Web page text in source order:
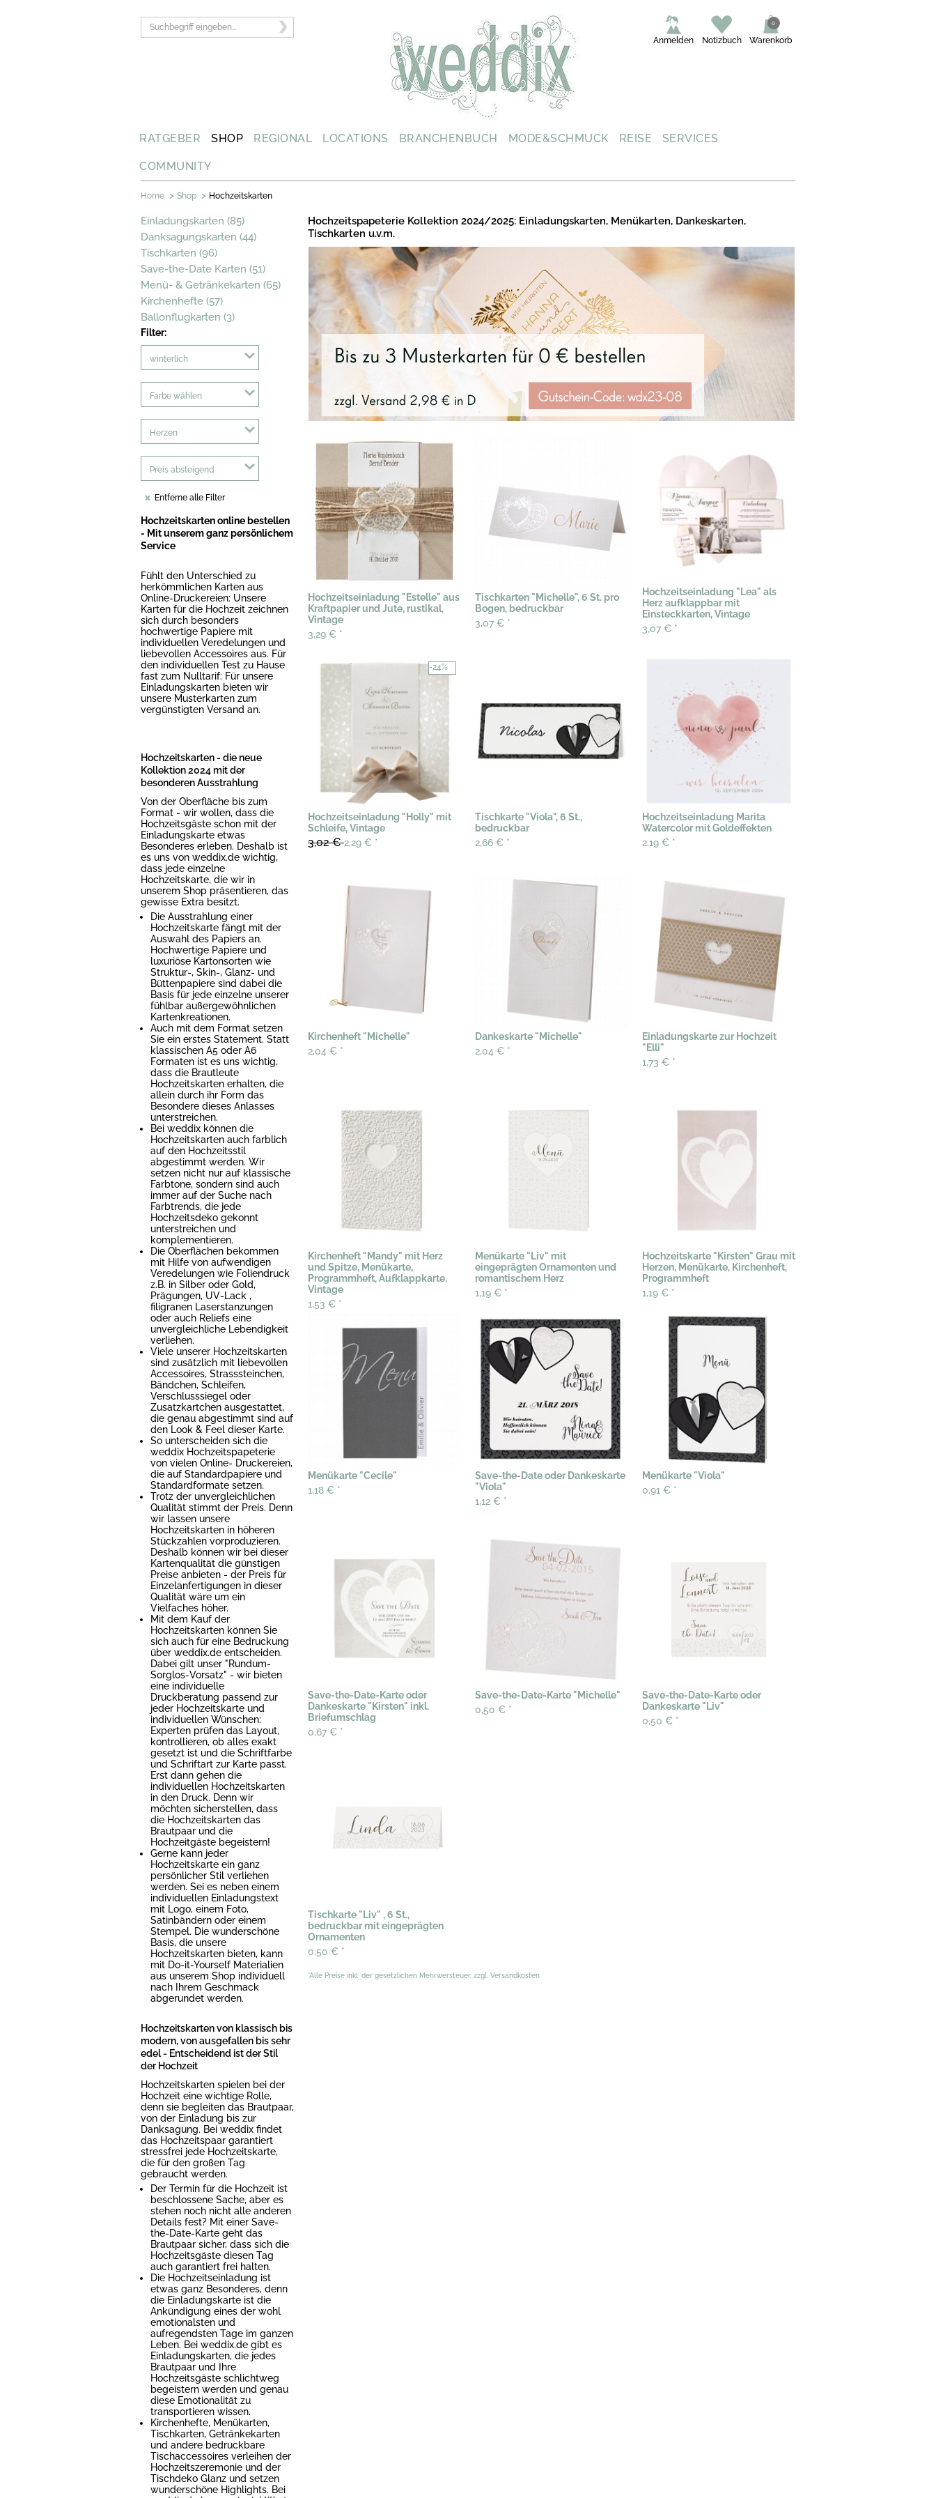
Warenkorb
0
Notizbuch
Anmelden
RATGEBER SHOP REGIONAL LOCATIONS BRANCHENBUCH MODE&SCHMUCK REISE SERVICES
COMMUNITY
Home > Shop > Hochzeitskarten
Einladungskarten (85)
Danksagungskarten (44)
Tischkarten (96)
Save-the-Date Karten (51)
Menü- & Getränkekarten (65)
Kirchenhefte (57)
Ballonflugkarten (3)
Filter:
winterlich
Farbe wählen
Herzen
Preis absteigend
Entferne alle Filter
Hochzeitskarten online bestellen
- Mit unserem ganz persönlichem
Service
Fühlt den Unterschied zu
herkömmlichen Karten aus
Online-Druckereien: Unsere
Karten für die Hochzeit zeichnen
sich durch besonders
hochwertige Papiere mit
individuellen Veredelungen und
liebevollen Accessoires aus. Für
den individuellen Test zu Hause
fast zum Nulltarif: Für unsere
Einladungskarten bieten wir
unsere Musterkarten zum
vergünstigten Versand an.
Hochzeitskarten - die neue
Kollektion 2024 mit der
besonderen Ausstrahlung
Von der Oberfläche bis zum
Format - wir wollen, dass die
Hochzeitsgäste schon mit der
Einladungskarte etwas
Besonderes erleben. Deshalb ist
es uns von weddix.de wichtig,
dass jede einzelne
Hochzeitskarte, die wir in
unserem Shop präsentieren, das
gewisse Extra besitzt.
Die Ausstrahlung einer
Hochzeitskarte fängt mit der
Auswahl des Papiers an.
Hochwertige Papiere und
luxuriöse Kartonsorten wie
Struktur-, Skin-, Glanz- und
Büttenpapiere sind dabei die
Basis für jede einzelne unserer
fühlbar außergewöhnlichen
Kartenkreationen.
Auch mit dem Format setzen
Sie ein erstes Statement. Statt
klassischen A5 oder A6
Formaten ist es uns wichtig,
dass die Brautleute
Hochzeitskarten erhalten, die
allein durch ihr Form das
Besondere dieses Anlasses
unterstreichen.
Bei weddix können die
Hochzeitskarten auch farblich
auf den Hochzeitsstil
abgestimmt werden. Wir
setzen nicht nur auf klassische
Farbtone, sondern sind auch
immer auf der Suche nach
Farbtrends, die jede
Hochzeitsdeko gekonnt
unterstreichen und
komplementieren.
Die Oberflächen bekommen
mit Hilfe von aufwendigen
Veredelungen wie Foliendruck
z.B. in Silber oder Gold,
Prägungen, UV-Lack ,
filigranen Laserstanzungen
oder auch Reliefs eine
unvergleichliche Lebendigkeit
verliehen.
Viele unserer Hochzeitskarten
sind zusätzlich mit liebevollen
Accessoires, Strasssteinchen,
Bändchen, Schleifen,
Verschlusssiegel oder
Zusatzkartchen ausgestattet,
die genau abgestimmt sind auf
den Look & Feel dieser Karte.
So unterscheiden sich die
weddix Hochzeitspapeterie
von vielen Online- Druckereien,
die auf Standardpapiere und
Standardformate setzen.
Trotz der unvergleichlichen
Qualität stimmt der Preis. Denn
wir lassen unsere
Hochzeitskarten in höheren
Stückzahlen vorproduzieren.
Deshalb können wir bei dieser
Kartenqualität die günstigen
Preise anbieten - der Preis für
Einzelanfertigungen in dieser
Qualität wäre um ein
Vielfaches höher.
Mit dem Kauf der
Hochzeitskarten können Sie
sich auch für eine Bedruckung
über weddix.de entscheiden.
Dabei gilt unser "Rundum-
Sorglos-Vorsatz" - wir bieten
eine individuelle
Druckberatung passend zur
jeder Hochzeitskarte und
individuellen Wünschen:
Experten prüfen das Layout,
kontrollieren, ob alles exakt
gesetzt ist und die Schriftfarbe
und Schriftart zur Karte passt.
Erst dann gehen die
individuellen Hochzeitskarten
in den Druck. Denn wir
möchten sicherstellen, dass
die Hochzeitskarten das
Brautpaar und die
Hochzeitgäste begeistern!
Gerne kann jeder
Hochzeitskarte ein ganz
persönlicher Stil verliehen
werden. Sei es neben einem
individuellen Einladungstext
mit Logo, einem Foto,
Satinbändern oder einem
Stempel. Die wunderschöne
Basis, die unsere
Hochzeitskarten bieten, kann
mit Do-it-Yourself Materialien
aus unserem Shop individuell
nach Ihrem Geschmack
abgerundet werden.
Hochzeitskarten von klassisch bis
modern, von ausgefallen bis sehr
edel - Entscheidend ist der Stil
der Hochzeit
Hochzeitskarten spielen bei der
Hochzeit eine wichtige Rolle,
denn sie begleiten das Brautpaar,
von der Einladung bis zur
Danksagung. Bei weddix findet
das Hochzeitspaar garantiert
stressfrei jede Hochzeitskarte,
die für den großen Tag
gebraucht werden.
Der Termin für die Hochzeit ist
beschlossene Sache, aber es
stehen noch nicht alle anderen
Details fest? Mit einer Save-
the-Date-Karte geht das
Brautpaar sicher, dass sich die
Hochzeitsgäste diesen Tag
auch garantiert frei halten.
Die Hochzeitseinladung ist
etwas ganz Besonderes, denn
die Einladungskarte ist die
Ankündigung eines der wohl
emotionalsten und
aufregendsten Tage im ganzen
Leben. Bei weddix.de gibt es
Einladungskarten, die jedes
Brautpaar und Ihre
Hochzeitsgäste schlichtweg
begeistern werden und genau
diese Emotionalität zu
transportieren wissen.
Kirchenhefte, Menükarten,
Tischkarten, Getränkekarten
und andere bedruckbare
Tischaccessoires verleihen der
Hochzeitszeremonie und der
Tischdeko Glanz und setzen
wunderschöne Highlights. Bei
Hochzeitspapeterie Kollektion 2024/2025: Einladungskarten, Menükarten, Dankeskarten,
Tischkarten u.v.m.
Hochzeitseinladung "Estelle" aus
Kraftpapier und Jute, rustikal,
Vintage
3,29 € *
Tischkarten "Michelle", 6 St. pro
Bogen, bedruckbar
3,07 € *
Hochzeitseinladung "Lea" als
Herz aufklappbar mit
Einsteckkarten, Vintage
3,07 € *
-24%
Hochzeitseinladung "Holly" mit
Schleife, Vintage
3,02 €2,29 € *
Tischkarte "Viola", 6 St.,
bedruckbar
2,66 € *
Hochzeitseinladung Marita
Watercolor mit Goldeffekten
2,19 € *
Kirchenheft "Michelle"
2,04 € *
Dankeskarte "Michelle"
2,04 € *
Einladungskarte zur Hochzeit
"Elli"
1,73 € *
Kirchenheft "Mandy" mit Herz
und Spitze, Menükarte,
Programmheft, Aufklappkarte,
Vintage
1,53 € *
Menükarte "Liv" mit
eingeprägten Ornamenten und
romantischem Herz
1,19 € *
Hochzeitskarte "Kirsten" Grau mit
Herzen, Menükarte, Kirchenheft,
Programmheft
1,19 € *
Menükarte "Cecile"
1,18 € *
Save-the-Date oder Dankeskarte
"Viola"
1,12 € *
Menükarte "Viola"
0,91 € *
Save-the-Date-Karte oder
Dankeskarte "Kirsten" inkl.
Briefumschlag
0,67 € *
Save-the-Date-Karte "Michelle"
0,50 € *
Save-the-Date-Karte oder
Dankeskarte "Liv"
0,50 € *
Tischkarte "Liv" , 6 St.,
bedruckbar mit eingeprägten
Ornamenten
0,50 € *
*Alle Preise inkl. der gesetzlichen Mehrwersteuer, zzgl. Versandkosten